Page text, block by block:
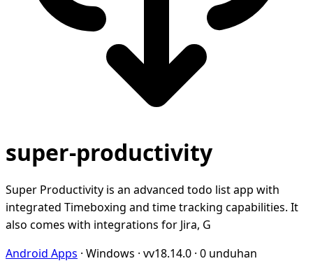
super-productivity
Super Productivity is an advanced todo list app with
integrated Timeboxing and time tracking capabilities. It
also comes with integrations for Jira, G
Android Apps · Windows · vv18.14.0 · 0 unduhan